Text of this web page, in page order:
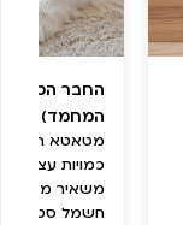
החבר הכי
המחמד)
מטאטא הגומי
כמויות
משאיר מאחור.
חשמל סטטי